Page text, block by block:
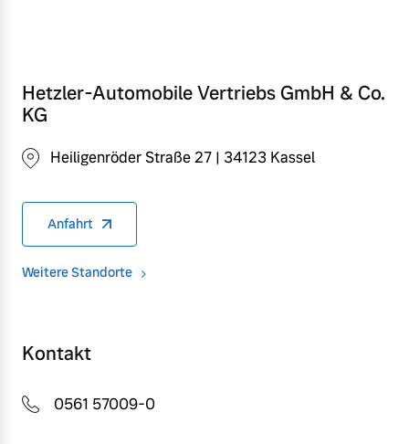
Hetzler-Automobile Vertriebs GmbH & Co.
KG
Heiligenröder Straße 27 | 34123 Kassel
Anfahrt
Weitere Standorte
Kontakt
0561 57009-0